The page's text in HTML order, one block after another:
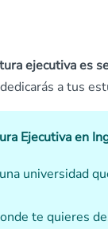
ejecutiva es
a tus
Ejecutiva en
universidad
te quieres